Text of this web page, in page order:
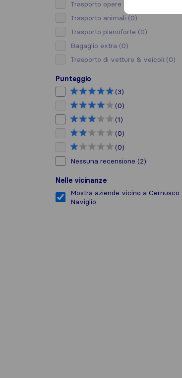
Trasporto opere d’arte
Trasporto animali (0)
Trasporto pianoforte (0)
Bagaglio extra (0)
Trasporto di vetture & veicoli (0)
Punteggio
(3)
(0)
(1)
(0)
(0)
Nessuna recensione (2)
Nelle vicinanze
Mostra aziende vicino a Cernusco
Naviglio